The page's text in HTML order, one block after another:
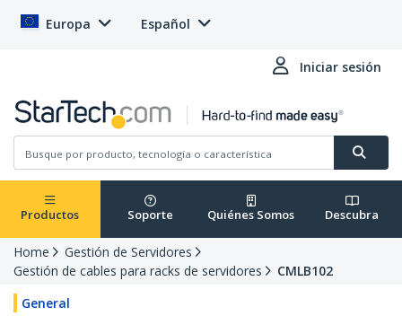
Europa Español
Iniciar sesión
Productos Soporte Quiénes Somos Descubra
Home
Gestión de Servidores
Gestión de cables para racks de servidores
CMLB102
General